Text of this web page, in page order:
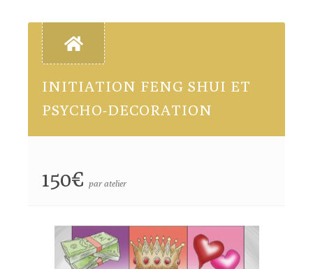
INITIATION FENG SHUI ET
PSYCHO-DECORATION
150€ par atelier